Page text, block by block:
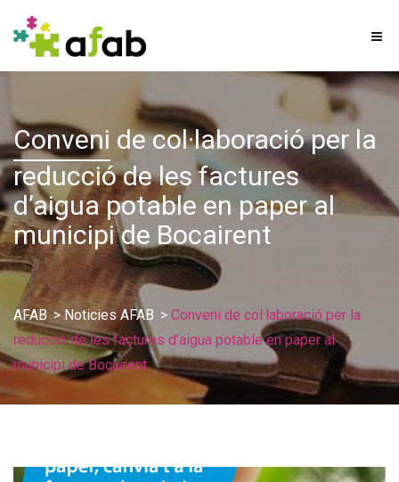
Conveni de col·laboració per la
reducció de les factures
d’aigua potable en paper al
municipi de Bocairent
AFAB > Noticies AFAB > Conveni de col·laboració per la
reducció de les factures d’aigua potable en paper al
municipi de Bocairent